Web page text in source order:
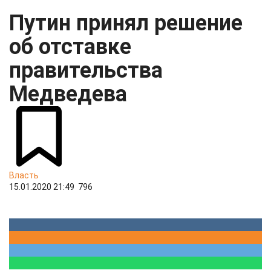
Путин принял решение
об отставке
правительства
Медведева
Власть
15.01.2020 21:49 796